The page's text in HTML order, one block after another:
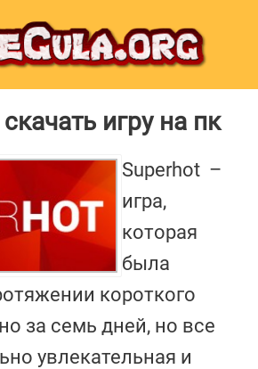
скачать игру на пк
Superhot –
игра,
которая
была
короткого
за семь дней, но все
увлекательная и